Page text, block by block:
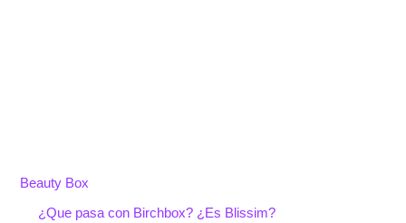
Beauty Box
¿Que pasa con Birchbox? ¿Es Blissim?